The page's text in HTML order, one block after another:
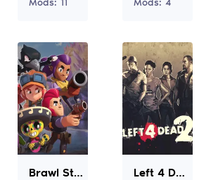
Mods: 11 Mods: 4
Brawl Stars Left 4 Dead 2